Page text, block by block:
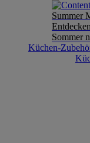
Summer
Sommer
Küchen-